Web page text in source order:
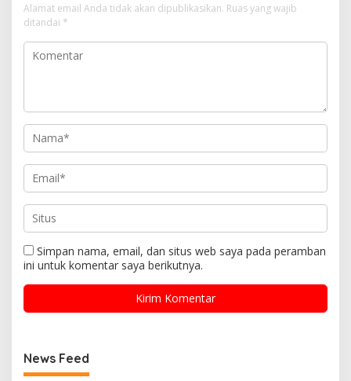
Alamat email Anda tidak akan dipublikasikan. Ruas yang wajib
ditandai *
Simpan nama, email, dan situs web saya pada peramban
ini untuk komentar saya berikutnya.
News Feed